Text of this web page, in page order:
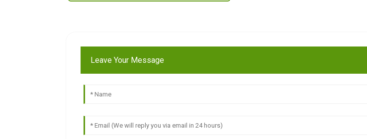
Leave Your Message